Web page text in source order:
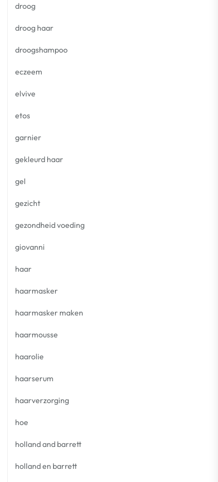
droog
droog haar
droogshampoo
eczeem
elvive
etos
garnier
gekleurd haar
gel
gezicht
gezondheid voeding
giovanni
haar
haarmasker
haarmasker maken
haarmousse
haarolie
haarserum
haarverzorging
hoe
holland and barrett
holland en barrett